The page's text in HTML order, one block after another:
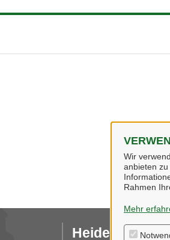
Wir
anbieten
Rahmen
Mehr
Heidekreis